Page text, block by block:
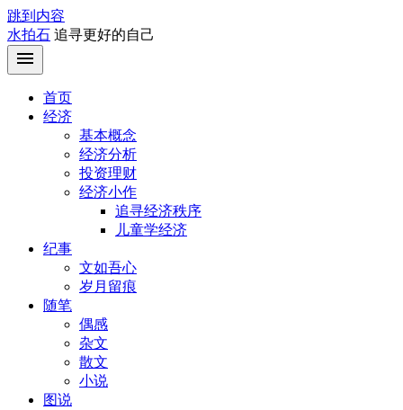
跳到内容
水拍石 追寻更好的自己
首页
经济
基本概念
经济分析
投资理财
经济小作
追寻经济秩序
儿童学经济
纪事
文如吾心
岁月留痕
随笔
偶感
杂文
散文
小说
图说